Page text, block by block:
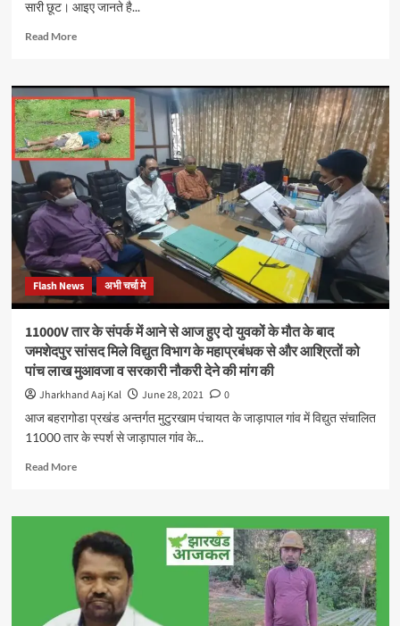
सारी छूट। आइए जानते है...
Read MoreRead
झारखंड
सरकार
ने
स्वास्थ्य
सुरक्षा
सप्ताह
में
दी
ढेर
सारी
छूट,
पर
वीकेंड
पूर्ण
लॉकडाउन
रहेगा
जारी।
जानिए
क्या-
खुल
रहे
Flash News अभी चर्चा मे
11000V तार के संपर्क में आने से आज हुए दो युवकों के मौत के बाद
जमशेदपुर सांसद मिले विद्युत विभाग के महाप्रबंधक से और आश्रितों को
पांच लाख मुआवजा व सरकारी नौकरी देने की मांग की
Jharkhand Aaj Kal June 28, 2021
0
आज बहरागोडा प्रखंड अन्तर्गत मुटुरखाम पंचायत के जाड़ापाल गांव में विद्युत संचालित
11000 तार के स्पर्श से जाड़ापाल गांव के...
Read MoreRead
11000V
तार
के
संपर्क
में
आने
से